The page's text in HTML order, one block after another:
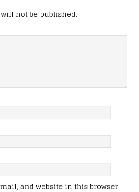
not be published.
and website in this browser